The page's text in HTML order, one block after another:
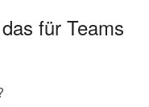
für Teams